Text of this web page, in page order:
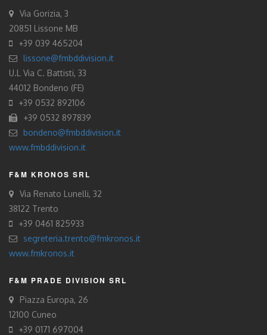
Via Gorizia, 3
20851 Lissone MB
+39 039 465204
lissone@fmbddivision.it
U.L Via C. Battisti, 33
44012 Bondeno (FE)
+39 0532 892106
+39 0532 897839
bondeno@fmbddivision.it
www.fmbddivision.it
F&M KRONOS SRL
Via Renato Lunelli, 32
38122 Trento
+39 0461 825933
segreteria.trento@fmkronos.it
www.fmkronos.it
F&M PRADE DIVISION SRL
Piazza Europa, 26
12100 Cuneo
+39 0171 697004